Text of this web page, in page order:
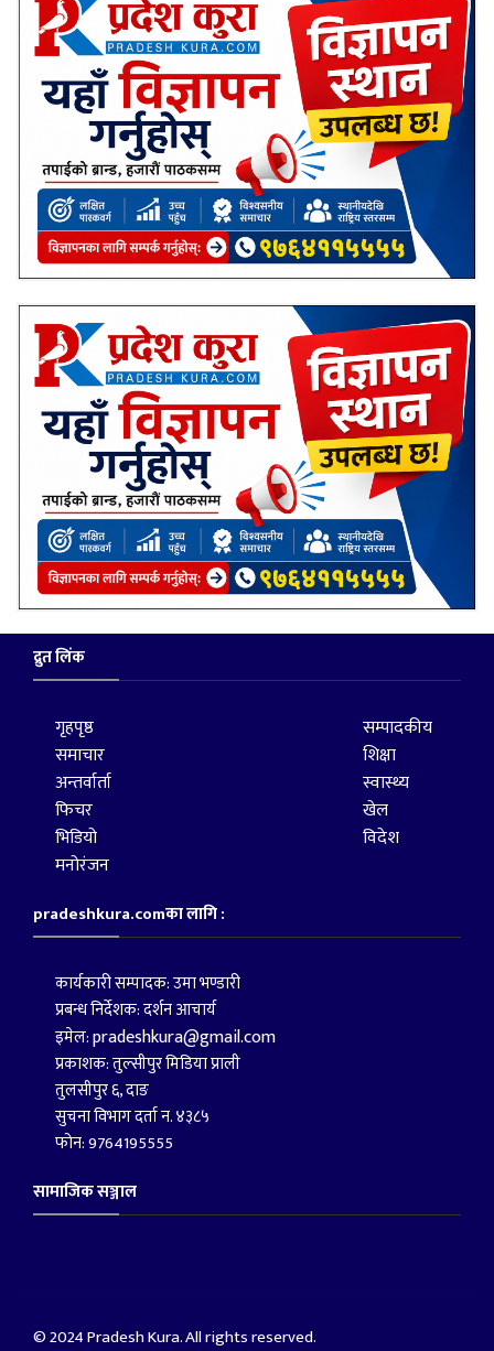
द्रुत लिंक
गृहपृष्ठ
समाचार
अन्तर्वार्ता
फिचर
भिडियो
मनोरंजन
सम्पादकीय
शिक्षा
स्वास्थ्य
खेल
विदेश
pradeshkura.comका लागि :
कार्यकारी सम्पादक: उमा भण्डारी
प्रबन्ध निर्देशक: दर्शन आचार्य
इमेल:pradeshkura@gmail.com
प्रकाशक: तुल्सीपुर मिडिया प्राली
तुलसीपुर ६, दाङ
सुचना विभाग दर्ता न. ४३८५
फोन: 9764195555
सामाजिक सञ्जाल
© 2024 Pradesh Kura. All rights reserved.